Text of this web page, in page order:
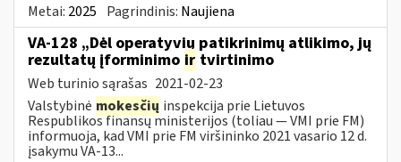
Metai: 2025 Pagrindinis: Naujiena
VA-128 „Dėl operatyvių patikrinimų atlikimo, jų
rezultatų įforminimo ir tvirtinimo
Web turinio sąrašas 2021-02-23
Valstybinė mokesčių inspekcija prie Lietuvos
Respublikos finansų ministerijos (toliau ― VMI prie FM)
informuoja, kad VMI prie FM viršininko 2021 vasario 12 d.
įsakymu VA-13...